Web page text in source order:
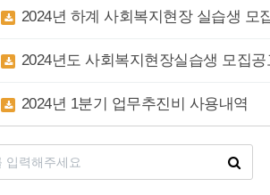
2024년 하계 사회복지현장 실습생 모
2024년도 사회복지현장실습생 모집공
2024년 1분기 업무추진비 사용내역